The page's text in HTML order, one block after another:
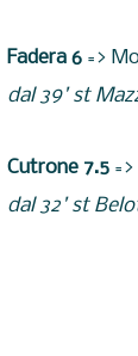
Fadera 6 =>
dal 39' st
Cutrone 7.5
dal 32' st